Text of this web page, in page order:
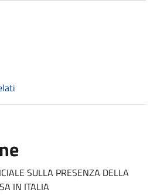
SULLA PRESENZA DELLA
IN ITALIA